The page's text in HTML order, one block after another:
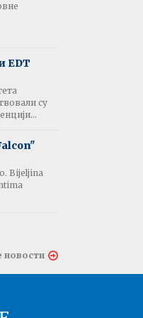
EDT
су
Bijeljina
новости